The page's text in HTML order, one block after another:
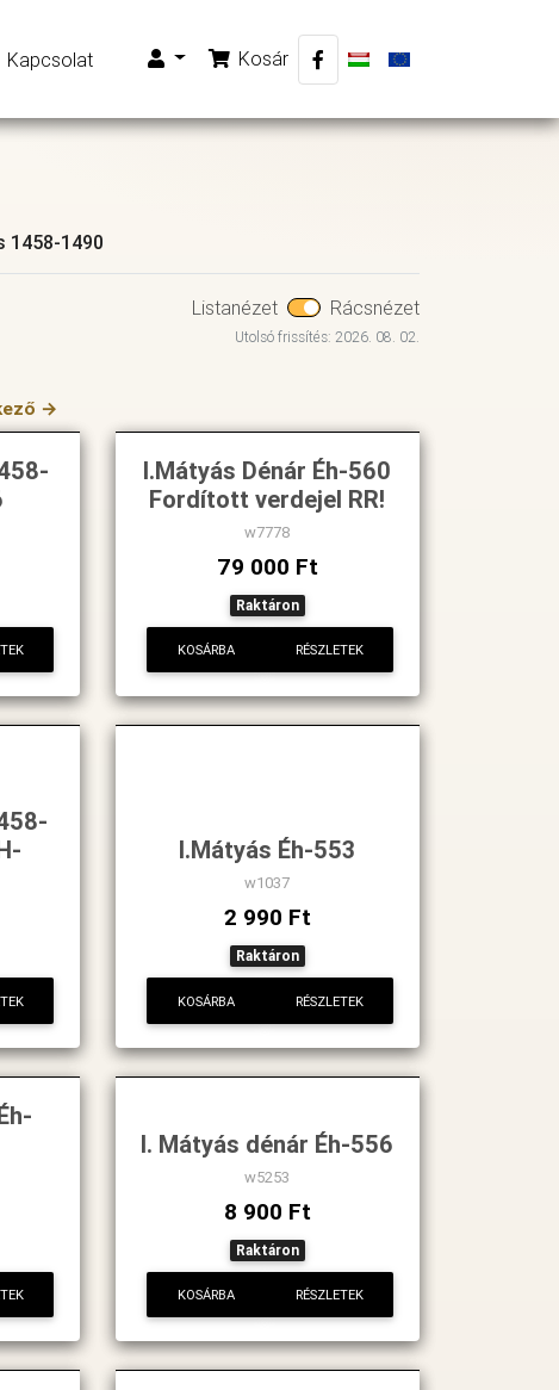
Kapcsolat Kosár
1458-1490
Listanézet Rácsnézet
Utolsó frissítés: 2026. 08. 02.
→
I.Mátyás Dénár Éh-560
Fordított verdejel RR!
w7778
79 000 Ft
Raktáron
KOSÁRBA RÉSZLETEK
I.Mátyás Éh-553
w1037
2 990 Ft
Raktáron
KOSÁRBA RÉSZLETEK
I. Mátyás dénár Éh-556
w5253
8 900 Ft
Raktáron
KOSÁRBA RÉSZLETEK